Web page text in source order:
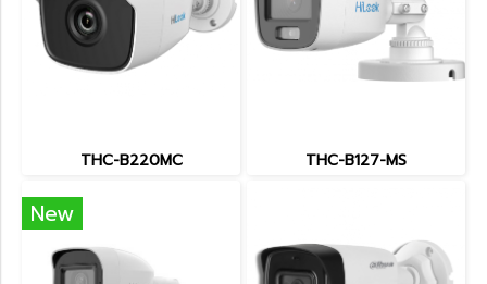
THC-B220MC THC-B127-MS
New